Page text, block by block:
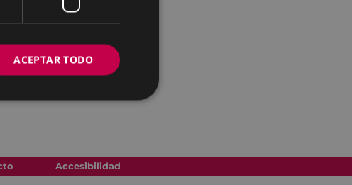
Accesibilidad
ACEPTAR TODO